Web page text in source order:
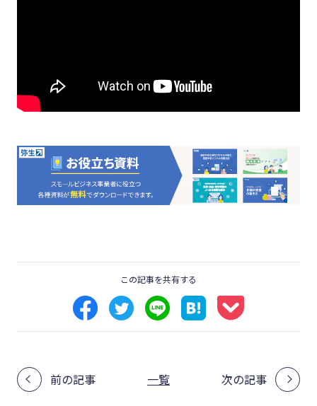
この記事を共有する
前の記事 一覧 次の記事